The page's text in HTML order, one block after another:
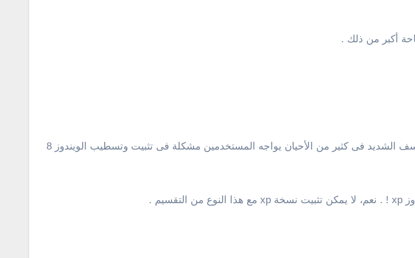
mbr : يمكن تثبيت وتشغيل جميع نسخ الويندوز على هذا النوع من التقسيم . لكن، للأسف الشديد فى كثير من الأحيان يواجه المستخدمين مشكلة فى تثبيت وتسطيب الويندوز 8